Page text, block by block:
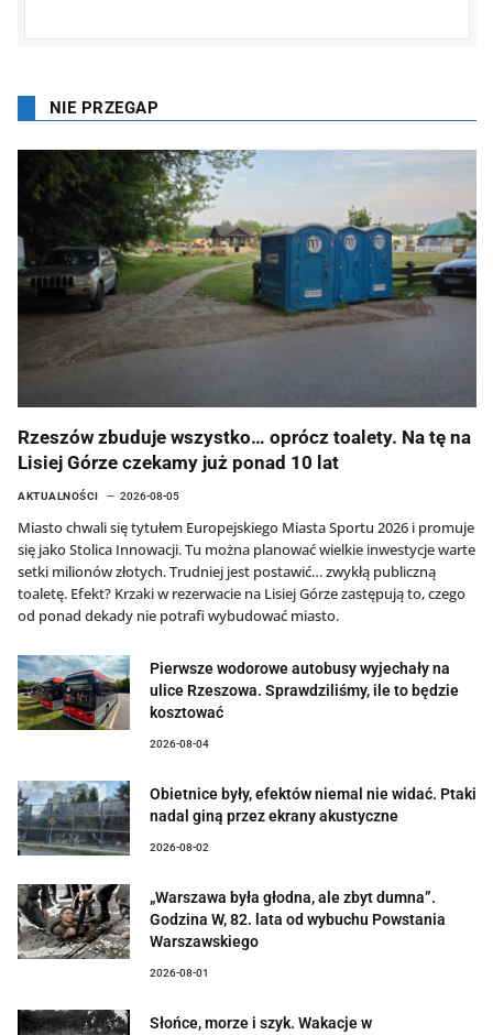
NIE PRZEGAP
Rzeszów zbuduje wszystko… oprócz toalety. Na tę na
Lisiej Górze czekamy już ponad 10 lat
AKTUALNOŚCI 2026-08-05
Miasto chwali się tytułem Europejskiego Miasta Sportu 2026 i promuje
się jako Stolica Innowacji. Tu można planować wielkie inwestycje warte
setki milionów złotych. Trudniej jest postawić… zwykłą publiczną
toaletę. Efekt? Krzaki w rezerwacie na Lisiej Górze zastępują to, czego
od ponad dekady nie potrafi wybudować miasto.
Pierwsze wodorowe autobusy wyjechały na
ulice Rzeszowa. Sprawdziliśmy, ile to będzie
kosztować
2026-08-04
Obietnice były, efektów niemal nie widać. Ptaki
nadal giną przez ekrany akustyczne
2026-08-02
„Warszawa była głodna, ale zbyt dumna”.
Godzina W, 82. lata od wybuchu Powstania
Warszawskiego
2026-08-01
Słońce, morze i szyk. Wakacje w